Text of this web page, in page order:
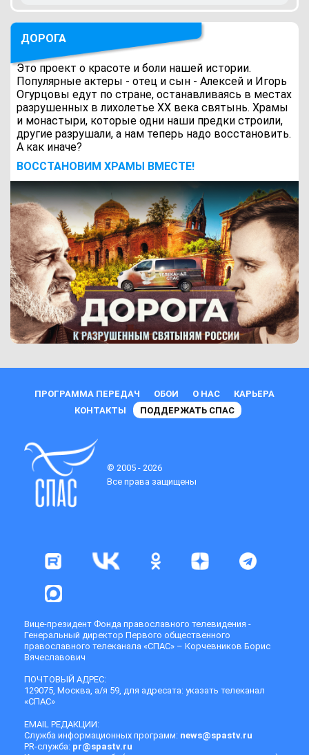
ДОРОГА
Это проект о красоте и боли нашей истории.
Популярные актеры - отец и сын - Алексей и Игорь
Огурцовы едут по стране, останавливаясь в местах
разрушенных в лихолетье ХХ века святынь. Храмы
и монастыри, которые одни наши предки строили,
другие разрушали, а нам теперь надо восстановить.
А как иначе?
ВОCСТАНОВИМ ХРАМЫ ВМЕСТЕ!
ПРОГРАММА ПЕРЕДАЧ ОБОИ О НАС
КАРЬЕРА
КОНТАКТЫ
ПОДДЕРЖАТЬ СПАС
© 2005 - 2026
Все права защищены
Вице-президент Фонда православного телевидения -
Генеральный директор Первого общественного
православного телеканала «СПАС» – Корчевников Борис
Вячеславович
ПОЧТОВЫЙ АДРЕС:
129075, Москва, а/я 59, для адресата: указать телеканал
«СПАС»
EMAIL РЕДАКЦИИ:
Служба информационных программ: news@spastv.ru
PR-служба: pr@spastv.ru